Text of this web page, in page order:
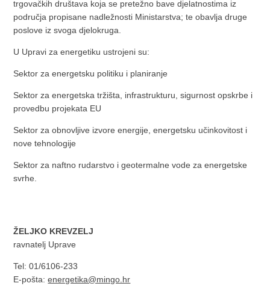
trgovačkih društava koja se pretežno bave djelatnostima iz
područja propisane nadležnosti Ministarstva; te obavlja druge
poslove iz svoga djelokruga.
U Upravi za energetiku ustrojeni su:
Sektor za energetsku politiku i planiranje
Sektor za energetska tržišta, infrastrukturu, sigurnost opskrbe i
provedbu projekata EU
Sektor za obnovljive izvore energije, energetsku učinkovitost i
nove tehnologije
Sektor za naftno rudarstvo i geotermalne vode za energetske
svrhe.
ŽELJKO KREVZELJ
ravnatelj Uprave
Tel: 01/6106-233
E-pošta:energetika@mingo.hr